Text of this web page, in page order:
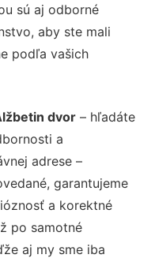
sú aj odborné
aby ste mali
podľa vašich
dvor – hľadáte
a
adrese –
garantujeme
a korektné
po samotné
aj my sme iba